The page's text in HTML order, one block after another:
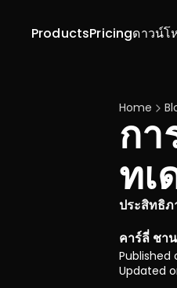
ProductsPricingดาวน์โ
Home
กา
ทเ
ประสิทธิภ
คาร์ลี่ ชาน
Published
Updated